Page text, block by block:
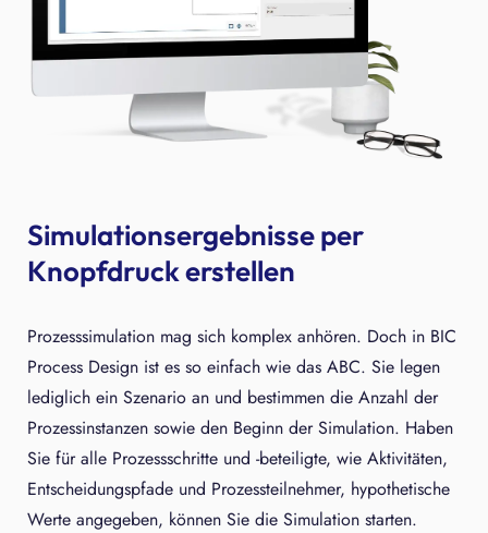
Simulationsergebnisse per
Knopfdruck erstellen
Prozesssimulation mag sich komplex anhören. Doch in BIC
Process Design ist es so einfach wie das ABC. Sie legen
lediglich ein Szenario an und bestimmen die Anzahl der
Prozessinstanzen sowie den Beginn der Simulation. Haben
Sie für alle Prozessschritte und -beteiligte, wie Aktivitäten,
Entscheidungspfade und Prozessteilnehmer, hypothetische
Werte angegeben, können Sie die Simulation starten.